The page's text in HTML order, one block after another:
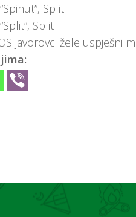
Split
Split
javorovci žele uspješni